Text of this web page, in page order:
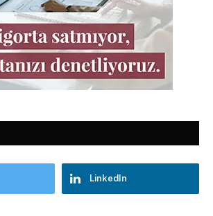
LinkedIn